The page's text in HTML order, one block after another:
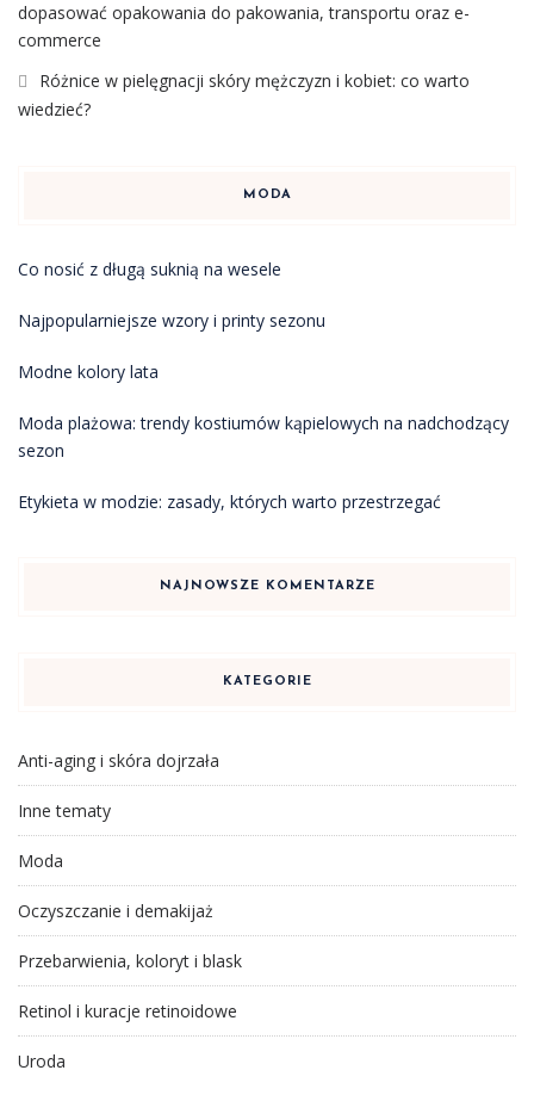
dopasować opakowania do pakowania, transportu oraz e-
commerce
Różnice w pielęgnacji skóry mężczyzn i kobiet: co warto
wiedzieć?
MODA
Co nosić z długą suknią na wesele
Najpopularniejsze wzory i printy sezonu
Modne kolory lata
Moda plażowa: trendy kostiumów kąpielowych na nadchodzący
sezon
Etykieta w modzie: zasady, których warto przestrzegać
NAJNOWSZE KOMENTARZE
KATEGORIE
Anti-aging i skóra dojrzała
Inne tematy
Moda
Oczyszczanie i demakijaż
Przebarwienia, koloryt i blask
Retinol i kuracje retinoidowe
Uroda